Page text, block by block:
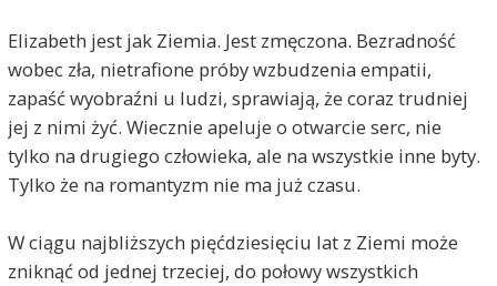
Elizabeth jest jak Ziemia. Jest zmęczona. Bezradność
wobec zła, nietrafione próby wzbudzenia empatii,
zapaść wyobraźni u ludzi, sprawiają, że coraz trudniej
jej z nimi żyć. Wiecznie apeluje o otwarcie serc, nie
tylko na drugiego człowieka, ale na wszystkie inne byty.
Tylko że na romantyzm nie ma już czasu.
W ciągu najbliższych pięćdziesięciu lat z Ziemi może
zniknąć od jednej trzeciej, do połowy wszystkich